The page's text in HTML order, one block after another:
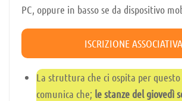
PC, oppure in basso se da dispositivo
ISCRIZIONE ASSOCIATIVA
La struttura che ci ospita per
comunica che; le stanze del giovedì